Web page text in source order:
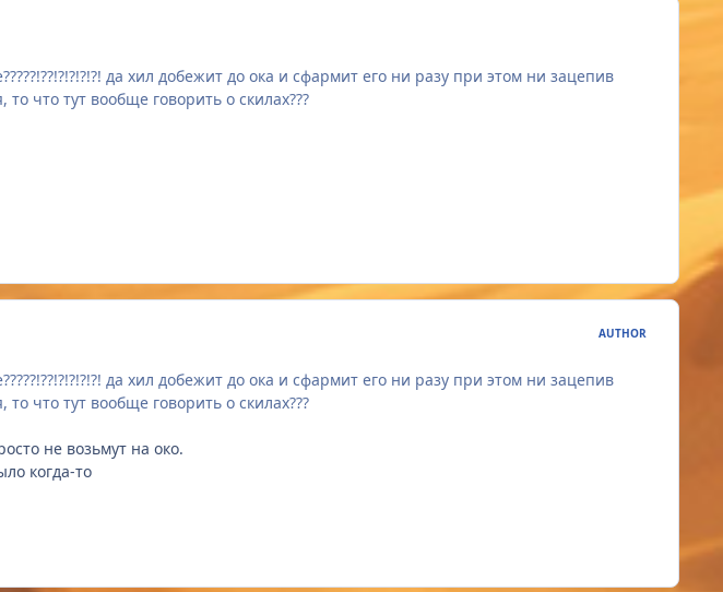
да хил добежит до ока и сфармит его ни разу при этом ни зацепив
что тут вообще говорить о скилах???
AUTHOR
да хил добежит до ока и сфармит его ни разу при этом ни зацепив
что тут вообще говорить о скилах???
не возьмут на око.
когда-то